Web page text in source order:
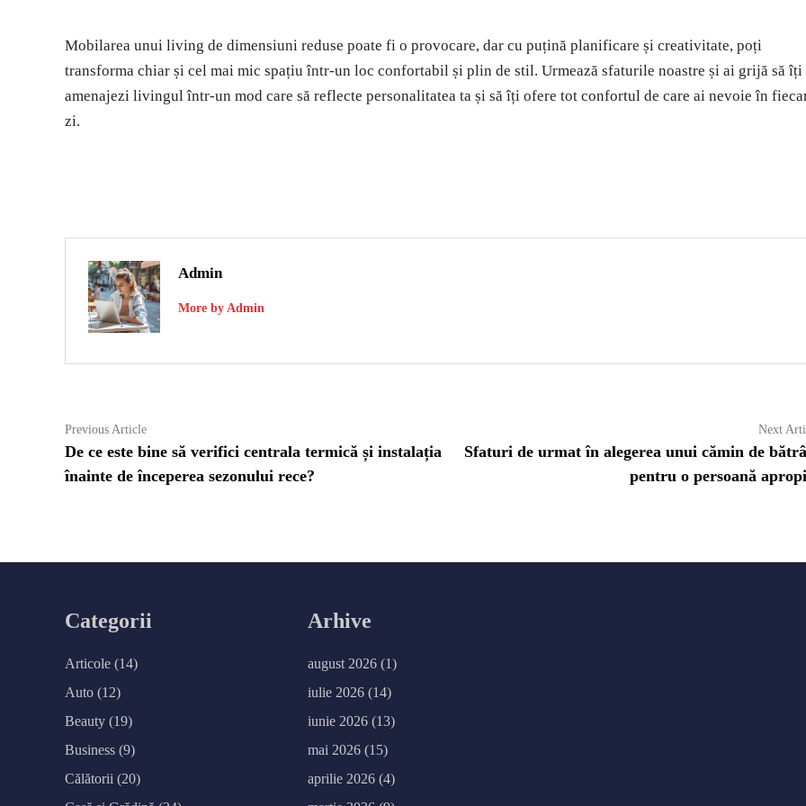
Mobilarea unui living de dimensiuni reduse poate fi o provocare, dar cu puțină planificare și creativitate, poți
transforma chiar și cel mai mic spațiu într-un loc confortabil și plin de stil. Urmează sfaturile noastre și ai grijă să îți
amenajezi livingul într-un mod care să reflecte personalitatea ta și să îți ofere tot confortul de care ai nevoie în
zi.
Admin
More by Admin
Navigare
în
articole
Previous ArticlePrevious
article:
De ce este bine să verifici centrala termică și instalația
înainte de începerea sezonului rece?
Next
Sfaturi de urmat în alegerea unui cămin de
pentru o persoană
Categorii
Articole (14)
Auto (12)
Beauty (19)
Business (9)
Călătorii (20)
Arhive
august 2026 (1)
iulie 2026 (14)
iunie 2026 (13)
mai 2026 (15)
aprilie 2026 (4)